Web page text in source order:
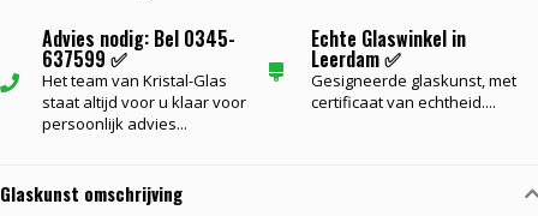
Advies nodig: Bel 0345-
637599 ✅
Het team van Kristal-Glas
staat altijd voor u klaar voor
persoonlijk advies...
Echte Glaswinkel in
Leerdam ✅
Gesigneerde glaskunst, met
certificaat van echtheid....
Glaskunst omschrijving